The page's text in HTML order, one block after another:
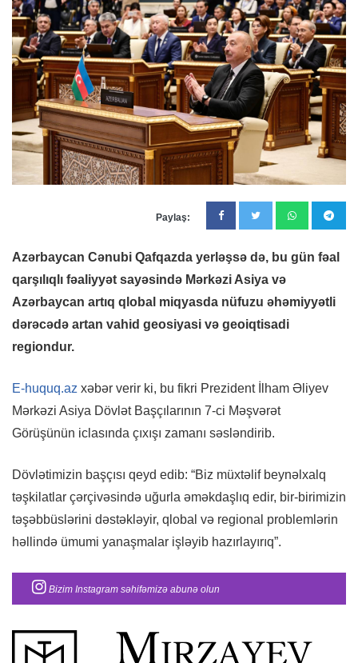
Paylaş:
Azərbaycan Cənubi Qafqazda yerləşsə də, bu gün fəal
qarşılıqlı fəaliyyət sayəsində Mərkəzi Asiya və
Azərbaycan artıq qlobal miqyasda nüfuzu əhəmiyyətli
dərəcədə artan vahid geosiyasi və geoiqtisadi
regiondur.
E-huquq.az xəbər verir ki, bu fikri Prezident İlham Əliyev
Mərkəzi Asiya Dövlət Başçılarının 7-ci Məşvərət
Görüşünün iclasında çıxışı zamanı səsləndirib.
Dövlətimizin başçısı qeyd edib: “Biz müxtəlif beynəlxalq
təşkilatlar çərçivəsində uğurla əməkdaşlıq edir, bir-birimizin
təşəbbüslərini dəstəkləyir, qlobal və regional problemlərin
həllində ümumi yanaşmalar işləyib hazırlayırıq”.
Bizim Instagram səhifəmizə abunə olun